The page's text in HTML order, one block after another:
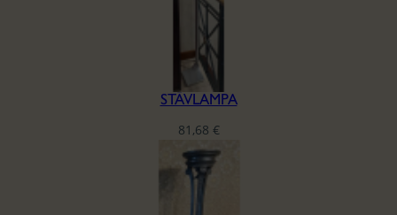
STĀVLAMPA
81,68 €